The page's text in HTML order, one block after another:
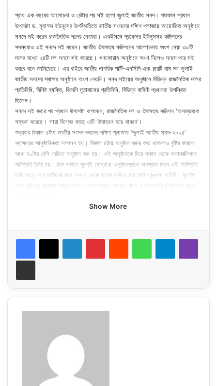
প্রায় এক বছরের আলোচনা ও চেষ্টার পর সই হলো জুলাই জাতীয় সনদ। গতকাল প্রধান
উপদেষ্টা ড. মুহাম্মদ ইউনূসের উপস্থিতিতে জাতীয় সংসদের দক্ষিণ প্লাজায় আয়োজিত অনুষ্ঠানে
সনদে সই করেন রাজনৈতিক দলের নেতারা। একইসঙ্গে প্রফেসর ইউনূসসহ কমিশনের
সদস্যরাও এই সনদে সই করেন। জাতীয় ঐকমত্য কমিশনের আলোচনায় অংশ নেয়া ৩০টি
দলের মধ্যে ২৪টি দল সনদে সই করেছে। গণফোরাম অনুষ্ঠানে অংশ নিলেও সনদে পরে সই
করবে বলে জানিয়েছে। এর বাইরে জাতীয় নাগরিক পার্টি-এনসিপি এবং চারটি বাম দল জুলাই
জাতীয় সনদের স্বাক্ষর অনুষ্ঠানে অংশ নেয়নি। সনদ সইয়ের অনুষ্ঠানে বিভিন্ন রাজনৈতিক দলের
প্রতিনিধি, বিশিষ্ট ব্যক্তি, বিদেশি দূতাবাসের প্রতিনিধি, বিভিন্ন বাহিনী প্রধানরা উপস্থিত
ছিলেন।
সনদে সই করার পর প্রধান উপদেষ্টা বলেছেন, রাজনৈতিক দল ও ঐকমত্য কমিশন ‘অসম্ভবকে
সম্ভব’ করেছে। সারা বিশ্বের কাছে এটি ‘উদাহরণ হয়ে থাকবে’।
শুক্রবার বিকাল ৫টায় জাতীয় সংসদ ভবনের দক্ষিণ প্লাজায় ‘জুলাই জাতীয় সনদ-২০২৫’
স্বাক্ষরের আনুষ্ঠানিকতা সম্পন্ন হয়। বিকাল ৪টায় অনুষ্ঠান শুরুর কথা থাকলেও বৃষ্টির কারণে
আধা ঘণ্টার বেশি দেরিতে অনুষ্ঠান শুরু হয়। এই অনুষ্ঠানকে ঘিরে সকাল থেকে অনাকাক্সিক্ষত
পরিস্থিতি তৈরি হয়। তিন দাবিতে জুলাই যোদ্ধারা অনুষ্ঠানস্থলে অবস্থান নিলে এই পরিস্থিতি
তৈরি হয়। পরে লাঠিচার্জ করে সেখান থেকে তাদের সরিয়ে দেয় আইনশৃঙ্খলা বাহিনী। জুলাই
সনদ সইয়ের অনুষ্ঠান চলার সময়েও সংসদ ভবন এলাকার পাশে অবস্থান নিয়ে বিক্ষোভ করেন
বিকাল সাড়ে ৪টায় ব্যান্ডদলের বাদ্যের তালে মঞ্চে উপস্থিত হন প্রধান উপদেষ্টা প্রফেসর
প্রফেসর ইউনূসের সঙ্গে মঞ্চে ছিলেন বিএনপি মহাসচিব মির্জা ফখরুল ইসলাম আলমগীর, স্থায়ী
তাহের. সেক্রেটারি জেনারেল মিয়া গোলাম পরওয়ার, ইসলামী আন্দোলন বাংলাদেশ-এর
গণসংহতি আন্দোলনের প্রধান সমন্বয়ক জোনায়েদ সাকি ও আবুল হাসান রুবেল, রাষ্ট্র সংস্কার
সিআর আবরার, খাদ্য উপদেষ্টা আলী ইমাম মজুমদার, পরিবেশ উপদেষ্টা সৈয়দা রিজওয়ানা হাসান,
সংস্কৃতি বিষয়ক উপদেষ্টা মোস্তফা সরয়ার ফারুকী এবং প্রধান উপদেষ্টার বিশেষ সহকারী ফয়েজ
আহমেদ তৈয়্যব অনুষ্ঠানে উপস্থিত ছিলেন। সেনাবাহিনী প্রধান জেনারেল ওয়াকার-উজ-
চিফ মার্শাল হাসান মাহমুদ খানও অনুষ্ঠানের অতিথি সারিতে ছিলেন। সনদ স্বাক্ষরের
আনুষ্ঠানিকতার পর সাত মিনিটের একটি প্রামাণ্যচিত্র দেখানো হয়। পরে প্রধান উপদেষ্টা ও
Show More
LinkedInPinterestReddit WhatsAppTelegramViber
Share via Email